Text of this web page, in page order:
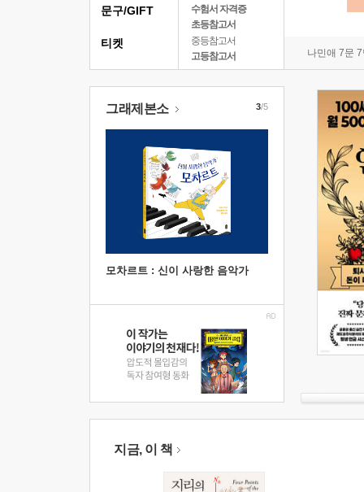
수험서 자격증
초등참고서
중등참고서
고등참고서
나민애 7문
문구/GIFT
티켓
그래제본소
모차르트 : 신이 사랑한 음악가
3/5
지금, 이 책